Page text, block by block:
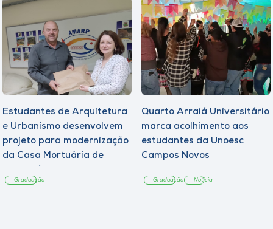
Estudantes de Arquitetura
e Urbanismo desenvolvem
projeto para modernização
da Casa Mortuária de
Graduação
Quarto Arraiá Universitário
marca acolhimento aos
estudantes da Unoesc
Campos Novos
Graduação Notícia